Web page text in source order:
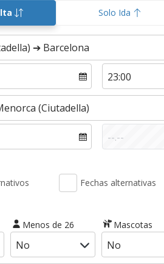
Solo Ida
Fechas alternativas
Menos de 26 Mascotas